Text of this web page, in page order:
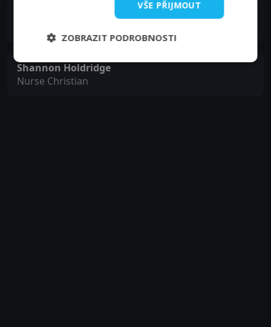
Shannon Holdridge
Nurse Christian
VŠE PŘIJMOUT
ZOBRAZIT PODROBNOSTI